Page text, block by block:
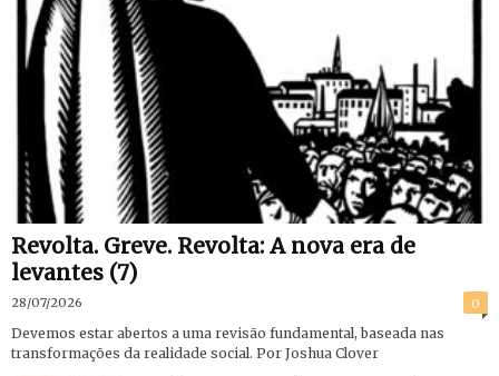
Revolta. Greve. Revolta: A nova era de
levantes (7)
28/07/2026 0
Devemos estar abertos a uma revisão fundamental, baseada nas
transformações da realidade social. Por Joshua Clover